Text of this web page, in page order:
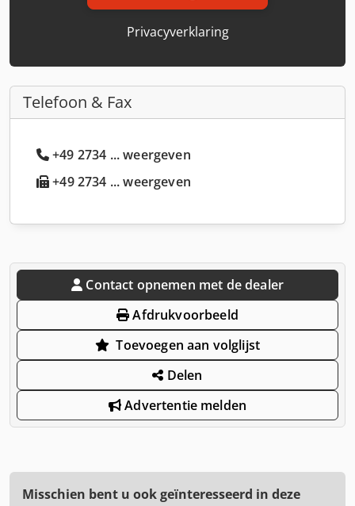
Privacyverklaring
Telefoon & Fax
+49 2734 ... weergeven
+49 2734 ... weergeven
Contact opnemen met de dealer
Afdrukvoorbeeld
Toevoegen aan volglijst
Delen
Advertentie melden
Misschien bent u ook geïnteresseerd in deze